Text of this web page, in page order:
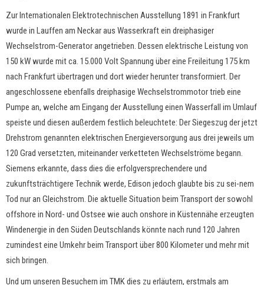
Zur Internationalen Elektrotechnischen Ausstellung 1891 in Frankfurt
wurde in Lauffen am Neckar aus Wasserkraft ein dreiphasiger
Wechselstrom-Generator angetrieben. Dessen elektrische Leistung von
150 kW wurde mit ca. 15.000 Volt Spannung über eine Freileitung 175 km
nach Frankfurt übertragen und dort wieder herunter transformiert. Der
angeschlossene ebenfalls dreiphasige Wechselstrommotor trieb eine
Pumpe an, welche am Eingang der Ausstellung einen Wasserfall im Umlauf
speiste und diesen außerdem festlich beleuchtete: Der Siegeszug der jetzt
Drehstrom genannten elektrischen Energieversorgung aus drei jeweils um
120 Grad versetzten, miteinander verketteten Wechselströme begann.
Siemens erkannte, dass dies die erfolgversprechendere und
zukunftsträchtigere Technik werde, Edison jedoch glaubte bis zu sei-nem
Tod nur an Gleichstrom. Die aktuelle Situation beim Transport der sowohl
offshore in Nord- und Ostsee wie auch onshore in Küstennähe erzeugten
Windenergie in den Süden Deutschlands könnte nach rund 120 Jahren
zumindest eine Umkehr beim Transport über 800 Kilometer und mehr mit
sich bringen.
Und um unseren Besuchern im TMK dies zu erläutern, erstmals am